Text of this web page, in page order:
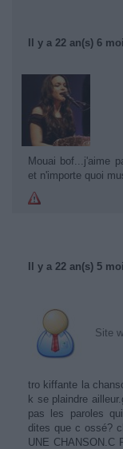
Il y a 22 an(s) 6
Mouai bof...j'aime
et n'importe quoi
Il y a 22 an(s) 5
Site
tro kiffante la
k se plaindre
pas les paroles
dites que c ossé?
UNE CHANSON.C